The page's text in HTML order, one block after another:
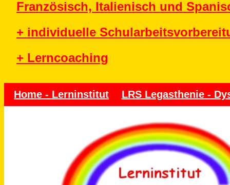
Französisch, Italienisch und
+ individuelle
+ Lerncoaching
Home - Lerninstitut LRS Legasthenie -